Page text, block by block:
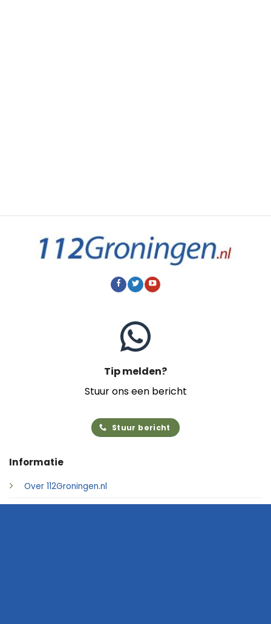
Informatie
Over 112Groningen.nl
Tip melden?
Stuur ons een bericht
Stuur bericht